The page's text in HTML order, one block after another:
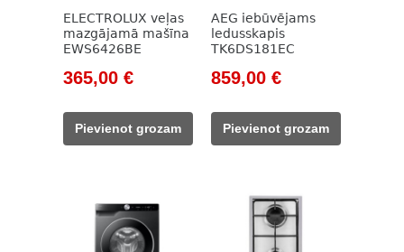
ELECTROLUX veļas
mazgājamā mašīna
EWS6426BE
Original
was:
471,00 €.
365,00 €Current
365,00 €.
Pievienot grozam
AEG iebūvējams
ledusskapis
TK6DS181EC
Original
was:
1
859,00 €Current
859,00 €.
Pievienot grozam